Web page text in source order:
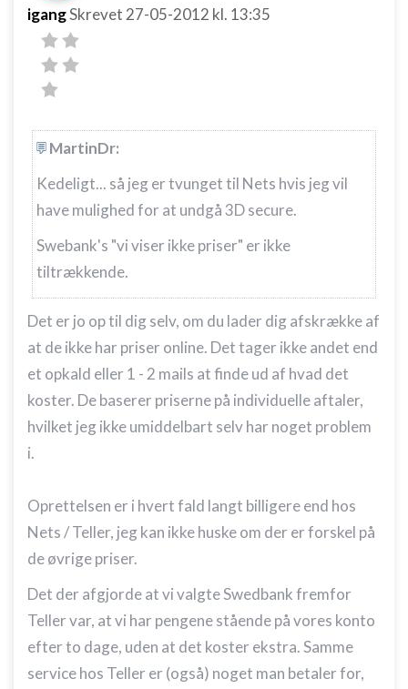
igangSkrevet 27-05-2012 kl. 13:35
MartinDr:
Kedeligt... så jeg er tvunget til Nets hvis jeg vil
have mulighed for at undgå 3D secure.
Swebank's "vi viser ikke priser" er ikke
tiltrækkende.
Det er jo op til dig selv, om du lader dig afskrække af
at de ikke har priser online. Det tager ikke andet end
et opkald eller 1 - 2 mails at finde ud af hvad det
koster. De baserer priserne på individuelle aftaler,
hvilket jeg ikke umiddelbart selv har noget problem
i.
Oprettelsen er i hvert fald langt billigere end hos
Nets / Teller, jeg kan ikke huske om der er forskel på
de øvrige priser.
Det der afgjorde at vi valgte Swedbank fremfor
Teller var, at vi har pengene stående på vores konto
efter to dage, uden at det koster ekstra. Samme
service hos Teller er (også) noget man betaler for,